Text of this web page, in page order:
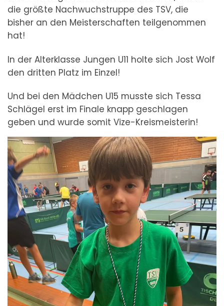
die größte Nachwuchstruppe des TSV, die
bisher an den Meisterschaften teilgenommen
hat!
In der Alterklasse Jungen U11 holte sich Jost Wolf
den dritten Platz im Einzel!
Und bei den Mädchen U15 musste sich Tessa
Schlägel erst im Finale knapp geschlagen
geben und wurde somit Vize-Kreismeisterin!